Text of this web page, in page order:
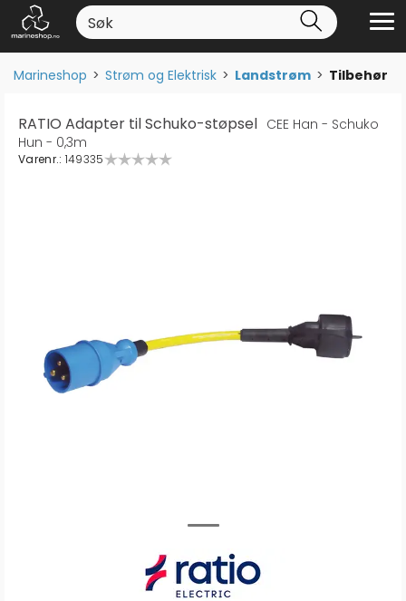
Marineshop>Strøm og Elektrisk>Landstrøm>Tilbehør
RATIO Adapter til Schuko-støpsel CEE Han - Schuko
Hun - 0,3m
Varenr.: 149335